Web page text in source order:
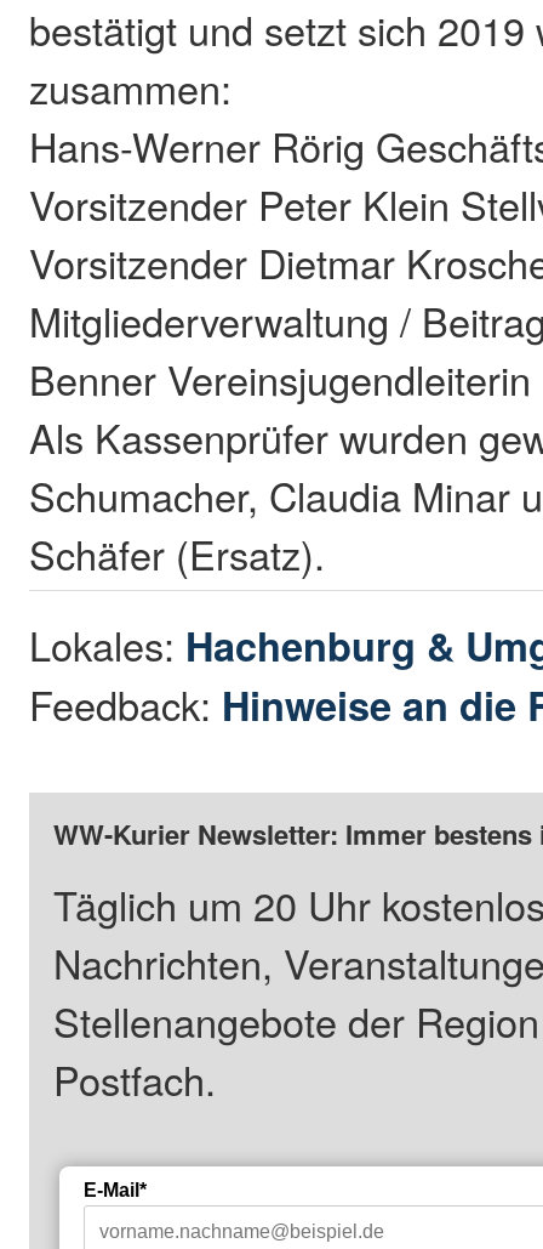
bestätigt und setzt sich 2019
zusammen:
Hans-Werner Rörig
Vorsitzender Peter Klein
Vorsitzender Dietmar
Mitgliederverwaltung /
Benner Vereinsjugendleiterin
Als Kassenprüfer wurden
Schumacher, Claudia Minar
Schäfer (Ersatz).
Lokales: Hachenburg &
Feedback: Hinweise an die
WW-Kurier Newsletter: Immer
Täglich um 20 Uhr
Nachrichten,
Stellenangebote der
Postfach.
E-Mail*